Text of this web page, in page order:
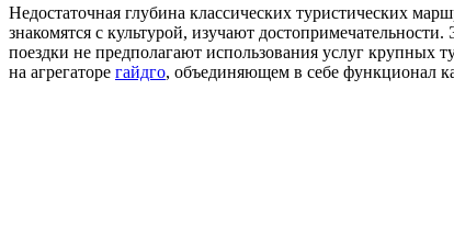
Недостаточная глубина классических туристических
знакомятся с культурой, изучают
поездки не предполагают использования услуг
на агрегаторе гайдго, объединяющем в себе функционал